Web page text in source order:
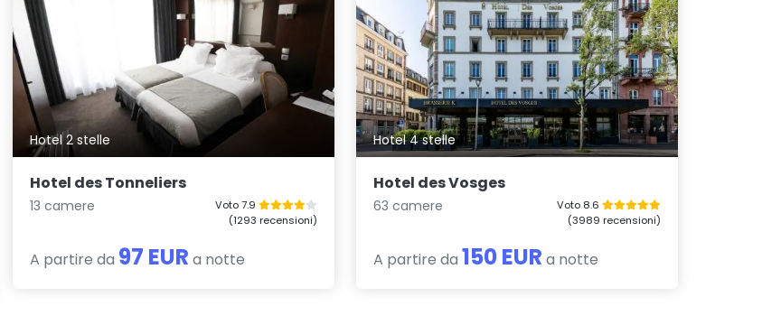
Hotel 2 stelle
Hotel des Tonneliers
13 camere
Voto 7.9
(1293 recensioni)
A partire da 97 EUR a notte
Hotel 4 stelle
Hotel des Vosges
63 camere
Voto 8.6
(3989 recensioni)
A partire da 150 EUR a notte